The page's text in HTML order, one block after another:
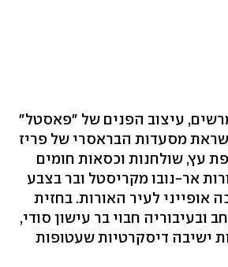
עיצוב הפנים של "פאסטל"
מסעדות הבראסרי של פריז
עץ, שולחנות וכסאות חומים
אר-נובו מקריסטל ובר בצבע
אופייני לעיר האורות. בחזית
ובעיבוריה חבוי בר עישון סודי,
ישיבה דיסקרטיות שעטופות